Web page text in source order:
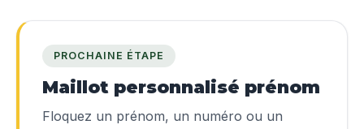
PROCHAINE ÉTAPE
Maillot personnalisé prénom
Floquez un prénom, un numéro ou un